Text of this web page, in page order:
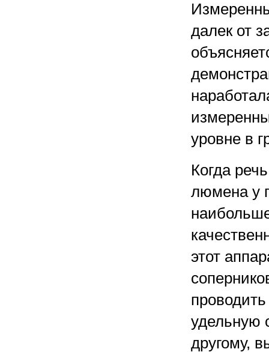
далек от
уровне в
Когда
люмена у
этот
удельную
другому,